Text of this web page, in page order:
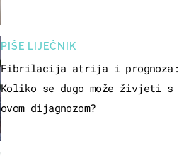
PIŠE LIJEČNIK
Fibrilacija atrija i prognoza:
Koliko se dugo može živjeti s
ovom dijagnozom?